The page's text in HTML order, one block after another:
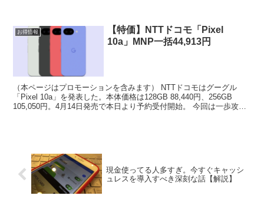
お得情報
【特価】NTTドコモ「Pixel
10a」MNP一括44,913円
（本ページはプロモーションを含みます） NTTドコモはグーグル
「Pixel 10a」を発表した。本体価格は128GB 88,440円、256GB
105,050円。4月14日発売で本日より予約受付開始。 今回は一歩攻め
現金使ってる人多すぎ。今すぐキャッシ
ュレスを導入すべき深刻な話【解説】